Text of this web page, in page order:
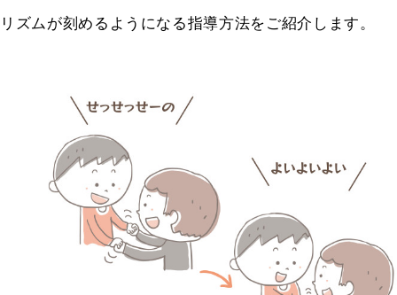
リズムが刻めるようになる指導方法をご紹介します。